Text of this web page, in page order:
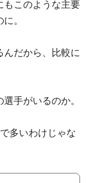
もこのような主要
。
んだから、比較に
手がいるのか。
多いわけじゃな